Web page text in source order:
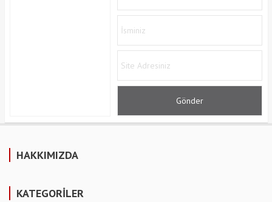
HAKKIMIZDA
KATEGORİLER